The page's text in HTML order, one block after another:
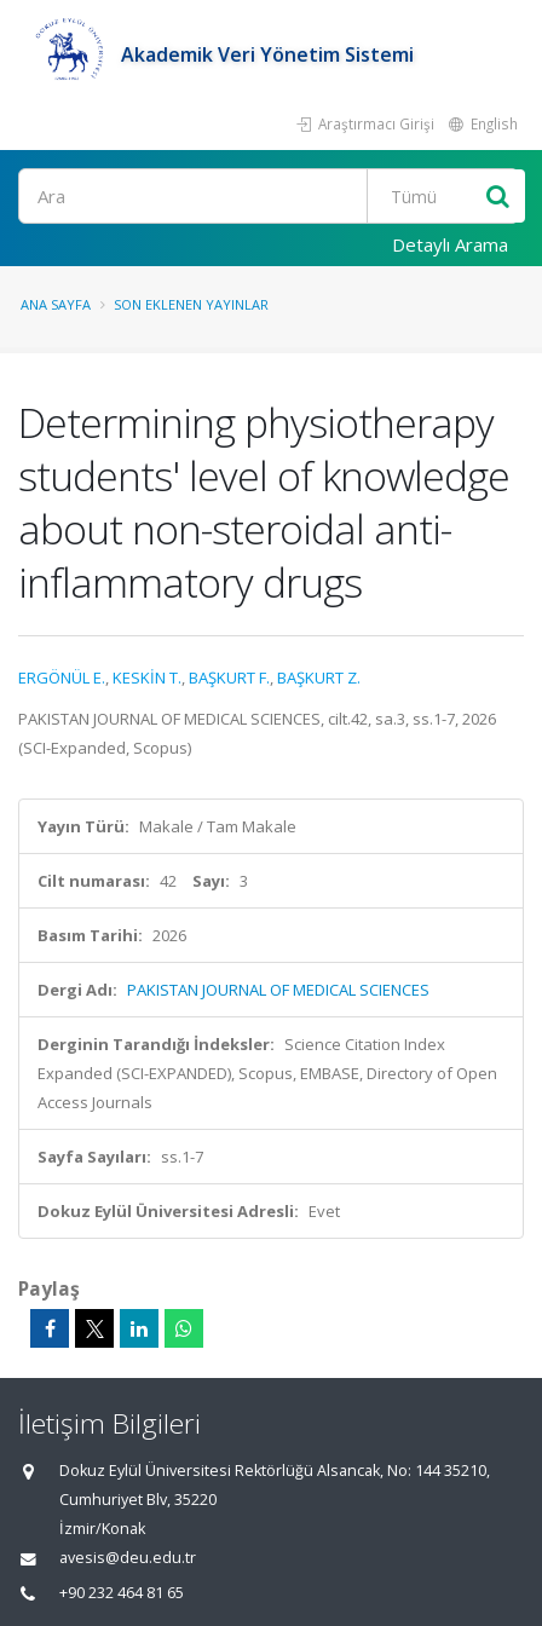
Akademik Veri Yönetim Sistemi
Araştırmacı Girişi English
Ara
Detaylı Arama
ANA SAYFA SON EKLENEN YAYINLAR
Determining physiotherapy
students' level of knowledge
about non-steroidal anti-
inflammatory drugs
ERGÖNÜL E.,KESKİN T.,BAŞKURT F.,BAŞKURT Z.
PAKISTAN JOURNAL OF MEDICAL SCIENCES, cilt.42, sa.3, ss.1-7, 2026
(SCI-Expanded, Scopus)
Yayın Türü: Makale / Tam Makale
Cilt numarası: 42 Sayı: 3
Basım Tarihi: 2026
Dergi Adı: PAKISTAN JOURNAL OF MEDICAL SCIENCES
Derginin Tarandığı İndeksler: Science Citation Index
Expanded (SCI-EXPANDED), Scopus, EMBASE, Directory of Open
Access Journals
Sayfa Sayıları: ss.1-7
Dokuz Eylül Üniversitesi Adresli: Evet
Paylaş
İletişim Bilgileri
Dokuz Eylül Üniversitesi Rektörlüğü Alsancak, No: 144 35210,
Cumhuriyet Blv, 35220
İzmir/Konak
avesis@deu.edu.tr
+90 232 464 81 65